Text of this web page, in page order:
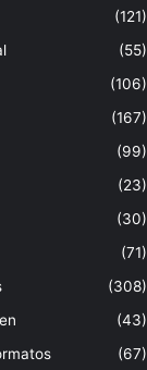
(121)
(55)
(106)
(167)
(99)
(23)
(30)
(71)
(308)
(43)
(67)